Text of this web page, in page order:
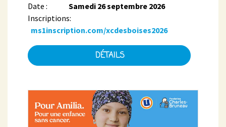
Date : Samedi 26 septembre 2026
Inscriptions:
ms1inscription.com/xcdesboises2026
DÉTAILS